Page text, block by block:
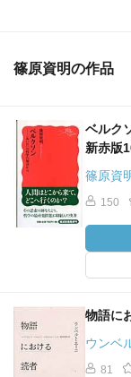
篠原資明の作品
ベルク
新赤版
篠原資
150
物語に
ウンベ
81